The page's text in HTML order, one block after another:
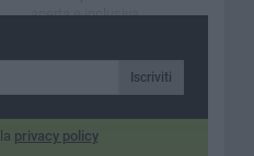
aperta e inclusiva
Iscriviti
privacy policy